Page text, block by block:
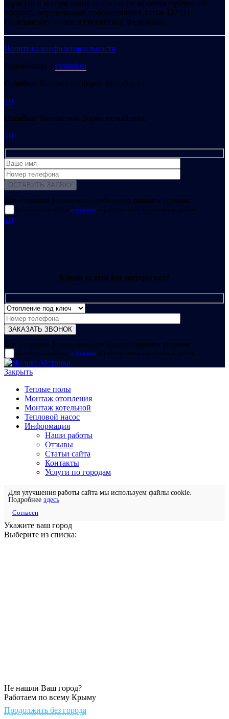
характер и ни при каких условиях не является публичной
офертой, определяемой положениями Статьи 437 (2)
Гражданского кодекса Российской Федерации.
Политика конфиденциальности
Разработано в exsited.ru
Ошибка: Контактная форма не найдена.
GO
Ошибка: Контактная форма не найдена.
GO
Для отправки формы вам необходимо принять условия:
прочитал и согласен с условиями обработки своих персональных данных
GO
Какая услуга вас интересует?
Для отправки формы вам необходимо принять условия:
прочитал и согласен с условиями обработки своих персональных данных
Закрыть
Теплые полы
Монтаж отопления
Монтаж котельной
Тепловой насос
Информация
Наши работы
Отзывы
Статьи сайта
Контакты
Услуги по городам
Для улучшения работы сайта мы используем файлы cookie.
Подробнее здесь
Согласен
Укажите ваш город
Выберите из списка:
Не нашли Ваш город?
Работаем по всему Крыму
Продолжить без города